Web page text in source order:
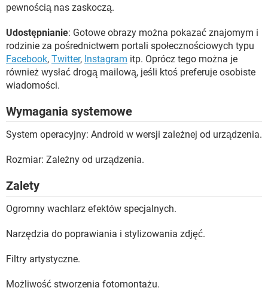
pewnością nas zaskoczą.
Udostępnianie: Gotowe obrazy można pokazać znajomym i
rodzinie za pośrednictwem portali społecznościowych typu
Facebook, Twitter, Instagram itp. Oprócz tego można je
również wysłać drogą mailową, jeśli ktoś preferuje osobiste
wiadomości.
Wymagania systemowe
System operacyjny: Android w wersji zależnej od urządzenia.
Rozmiar: Zależny od urządzenia.
Zalety
Ogromny wachlarz efektów specjalnych.
Narzędzia do poprawiania i stylizowania zdjęć.
Filtry artystyczne.
Możliwość stworzenia fotomontażu.